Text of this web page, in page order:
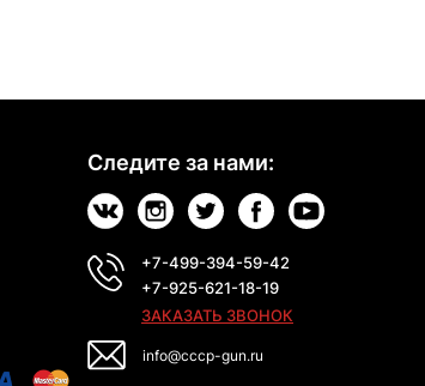
Следите за нами:
+7-499-394-59-42
+7-925-621-18-19
ЗАКАЗАТЬ ЗВОНОК
info@cccp-gun.ru